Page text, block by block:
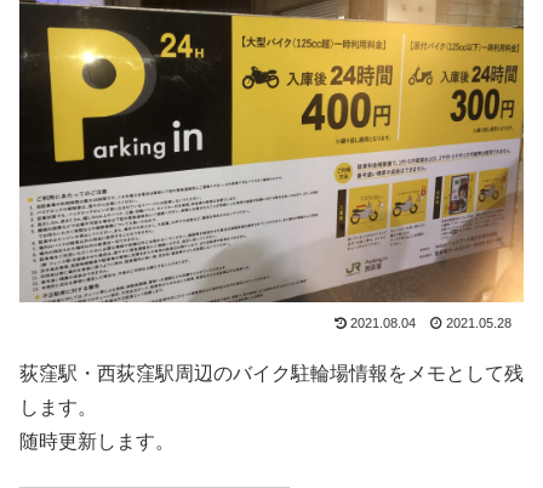
2021.08.04 2021.05.28
荻窪駅・西荻窪駅周辺のバイク駐輪場情報をメモとして残
します。
随時更新します。